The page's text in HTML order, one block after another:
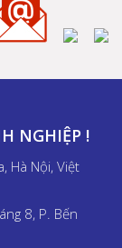
NGHIỆP !
Hà Nội, Việt
8, P. Bến